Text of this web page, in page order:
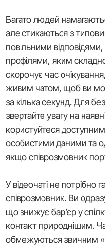
Багато людей
але стикаються з
повільними
профілями, яким
скорочує час
живим чатом, щоб ви
за кілька секунд. Для
звертайте увагу на
користуйтеся
особистими даними та
якщо співрозмовник
У відеочаті не потрібно
співрозмовник. Ви
що знижує бар’єр у
контакт природнішим.
обмежуються звичним